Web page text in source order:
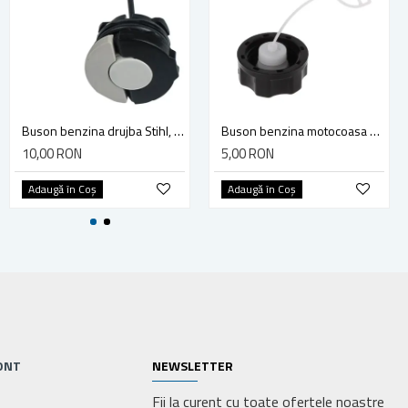
Boxa Portabila, 5W, Bluetooth V5.0, Usb, TF Card, 1200mAh, RGB led, TWS, RGB LED
40,00 RON
Adaugă în Coş
Buson benzina drujba Stihl, model cu clapeta
10,00 RON
Adaugă în Coş
Buson benzina motocoasa TL43/52
5,00 RON
Adaugă în Coş
NEWSLETTER
Fii la curent cu toate ofertele noastre